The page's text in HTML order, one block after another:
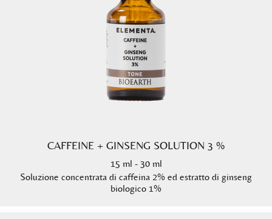
CAFFEINE + GINSENG SOLUTION 3 %
15 ml - 30 ml
Soluzione concentrata di caffeina 2% ed estratto di ginseng
biologico 1%